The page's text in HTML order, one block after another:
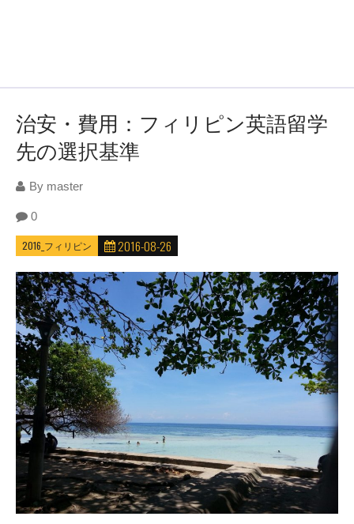
治安・費用：フィリピン英語留学
先の選択基準
By master
0
2016_フィリピン 2016-08-26